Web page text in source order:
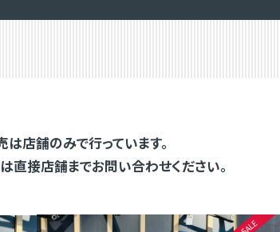
店舗のみで行っています。
直接店舗までお問い合わせください。